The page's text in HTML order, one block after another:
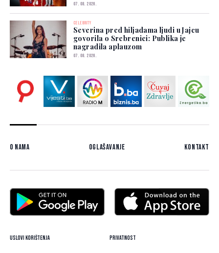
07. 08. 2026.
CELEBRITY
Severina pred hiljadama ljudi u Jajcu
govorila o Srebrenici: Publika je
nagradila aplauzom
07. 08. 2026.
O nama Oglašavanje Kontakt
Uslovi korištenja Privatnost